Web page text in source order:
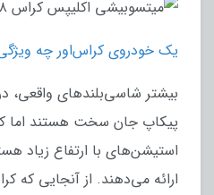
یک خودروی کراس‌اور چه
بیشتر شاسی‌بلندهای واقعی،
پیکاپ‌ جان سخت هستند اما
استیشن‌های با ارتفاع زیاد
ارائه می‌دهند. از آنجایی که